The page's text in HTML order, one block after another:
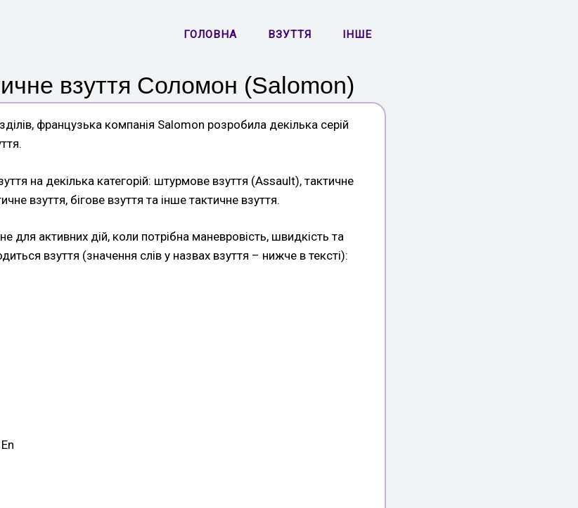
ГОЛОВНА ВЗУТТЯ ІНШЕ
взуття Соломон (Salomon)
французька компанія Salomon розробила декілька серій
на декілька категорій: штурмове взуття (Assault), тактичне
взуття, бігове взуття та інше тактичне взуття.
для активних дій, коли потрібна маневровість, швидкість та
взуття (значення слів у назвах взуття – нижче в тексті):